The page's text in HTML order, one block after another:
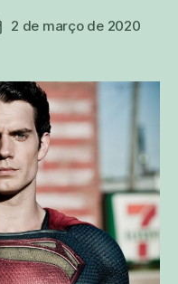
2 de março de 2020